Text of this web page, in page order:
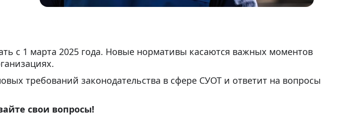
с 1 марта 2025 года. Новые нормативы касаются важных моментов
требований законодательства в сфере СУОТ и ответит на вопросы
свои вопросы!